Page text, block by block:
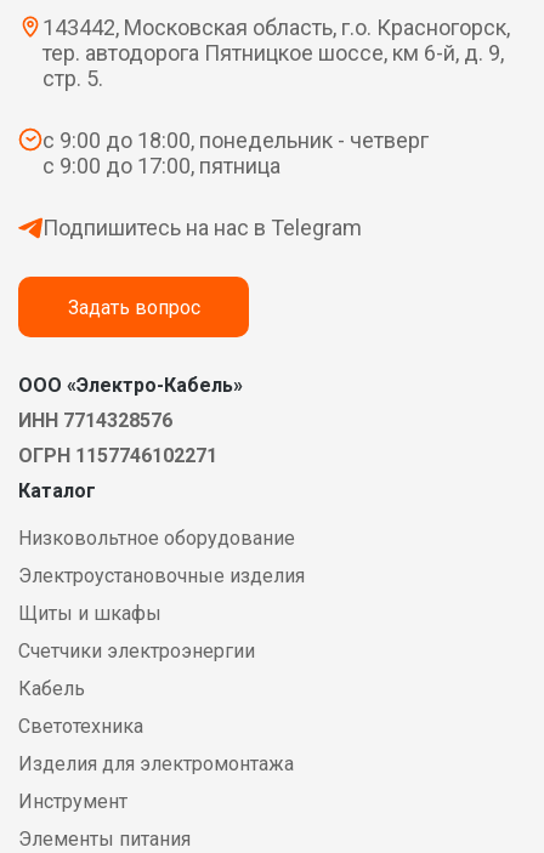
143442, Московская область, г.о. Красногорск,
тер. автодорога Пятницкое шоссе, км 6-й, д. 9,
стр. 5.
с 9:00 до 18:00, понедельник - четверг
с 9:00 до 17:00, пятница
Подпишитесь на нас в Telegram
Задать вопрос
ООО «Электро-Кабель»
ИНН 7714328576
ОГРН 1157746102271
Каталог
Низковольтное оборудование
Электроустановочные изделия
Щиты и шкафы
Счетчики электроэнергии
Кабель
Светотехника
Изделия для электромонтажа
Инструмент
Элементы питания